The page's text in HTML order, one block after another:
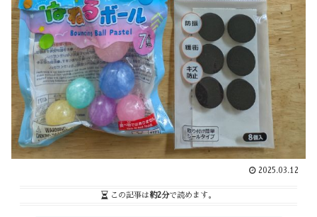
2025.03.12
この記事は約2分で読めます。